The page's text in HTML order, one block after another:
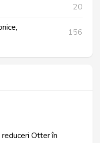
20
156
Otter în